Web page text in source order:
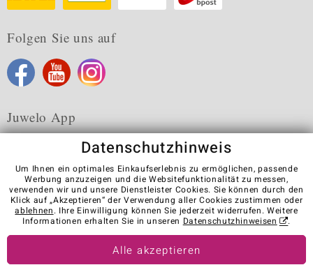
Folgen Sie uns auf
Juwelo App
Karriere AGB Datenschutz Cookies
Impressum
Kontakt
Vertrag widerrufen
Visit our stores in other countries:
Datenschutzhinweis
Um Ihnen ein optimales Einkaufserlebnis zu ermöglichen, passende
Werbung anzuzeigen und die Websitefunktionalität zu messen,
verwenden wir und unsere Dienstleister Cookies. Sie können durch den
Klick auf „Akzeptieren“ der Verwendung aller Cookies zustimmen oder
ablehnen. Ihre Einwilligung können Sie jederzeit widerrufen. Weitere
Informationen erhalten Sie in unseren Datenschutzhinweisen .
Alle akzeptieren